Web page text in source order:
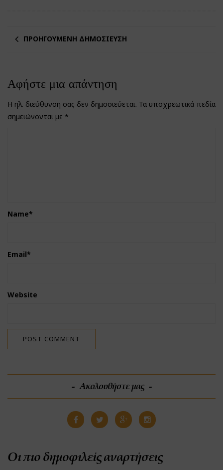
ΠΡΟΗΓΟΎΜΕΝΗ ΔΗΜΟΣΊΕΥΣΗ
Αφήστε μια απάντηση
Η ηλ. διεύθυνση σας δεν δημοσιεύεται. Τα υποχρεωτικά πεδία
σημειώνονται με *
Name*
Email*
Website
Ακολουθήστε μας
Οι πιο δημοφιλείς αναρτήσεις